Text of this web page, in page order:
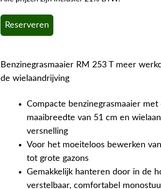
Reserveren
Benzinegrasmaaier RM 253 T meer
de wielaandrijving
Compacte benzinegrasmaaier met
maaibreedte van 51 cm en
versnelling
Voor het moeiteloos bewerken
tot grote gazons
Gemakkelijk hanteren door in de
verstelbaar, comfortabel